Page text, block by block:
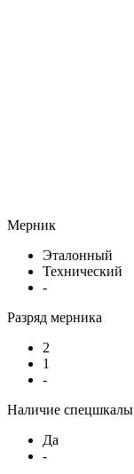
Мерник
Эталонный
Технический
-
Разряд мерника
2
1
-
Наличие спецшкалы
Да
-